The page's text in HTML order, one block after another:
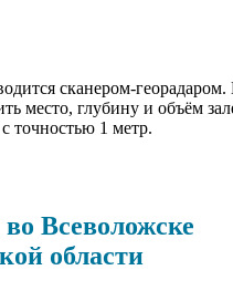
сканером-
место, глубину и объём
точностью 1 метр.
Всеволожске
области